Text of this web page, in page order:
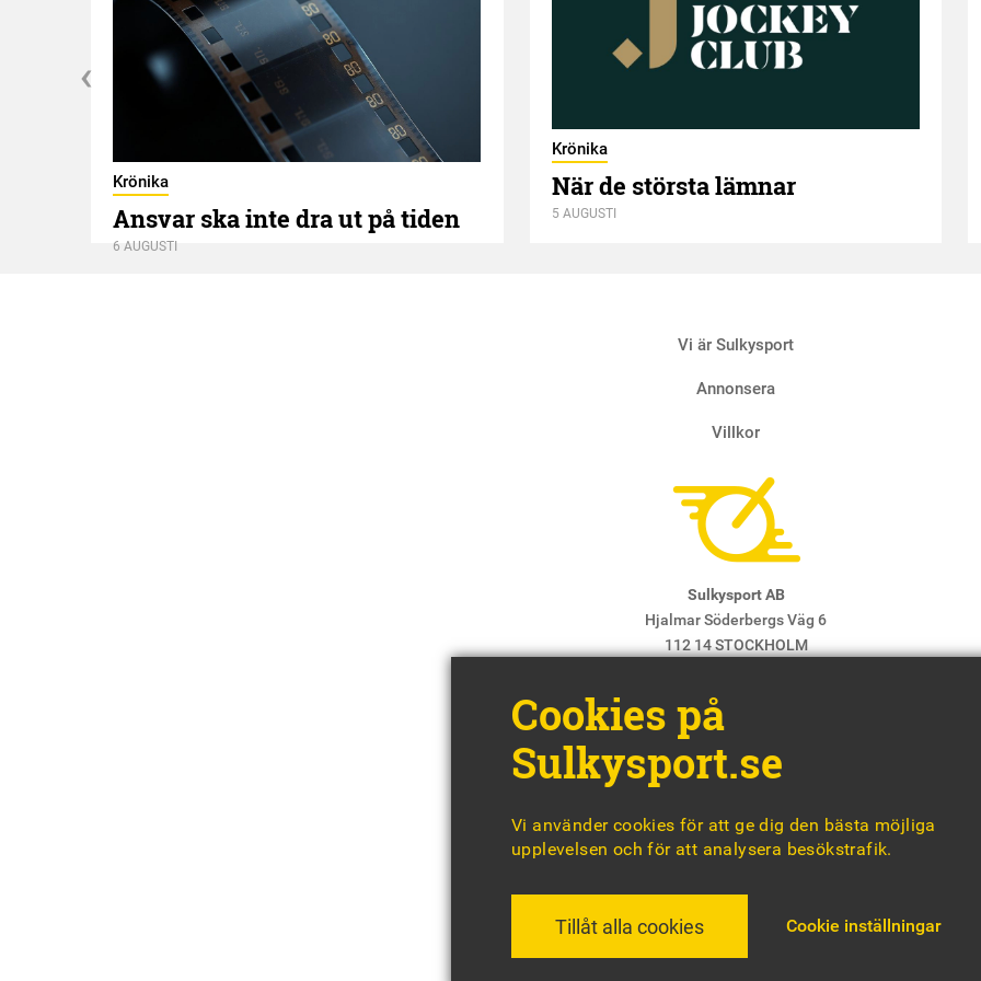
Krönika
Ansvar ska inte dra ut på tiden
6 AUGUSTI
Krönika
När de största lämnar
5 AUGUSTI
Vi är Sulkysport
Annonsera
Villkor
Sulkysport AB
Hjalmar Söderbergs Väg 6
112 14 STOCKHOLM
Chefredaktör & ansvarig utgivare:
Cookies på
Sulkysport.se
Vi använder cookies för att ge dig den bästa möjliga
upplevelsen och för att analysera besökstrafik.
Tillåt alla cookies Cookie inställningar